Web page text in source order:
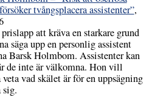
tvångsplacera assistenter”,
att kräva en starkare grund
säga upp en personlig assistent
Barsk Holmbom. Assistenter kan
de inte är välkomna. Hon vill
vad skälet är för en uppsägning
sig.